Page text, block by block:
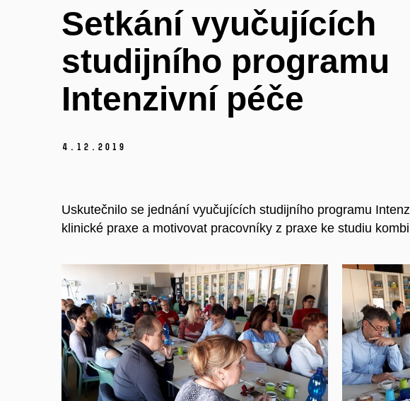
Setkání vyučujících
studijního programu
Intenzivní péče
4. 12. 2019
Uskutečnilo se jednání vyučujících studijního programu
klinické praxe a motivovat pracovníky z praxe ke studiu